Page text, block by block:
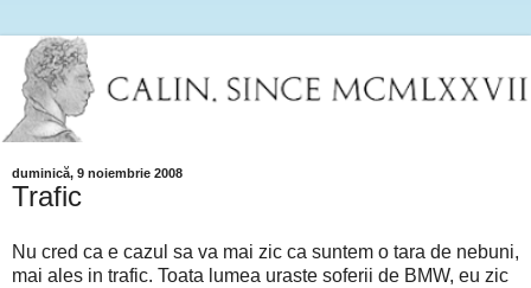
duminică, 9 noiembrie 2008
Trafic
Nu cred ca e cazul sa va mai zic ca suntem o tara de nebuni,
mai ales in trafic. Toata lumea uraste soferii de BMW, eu zic